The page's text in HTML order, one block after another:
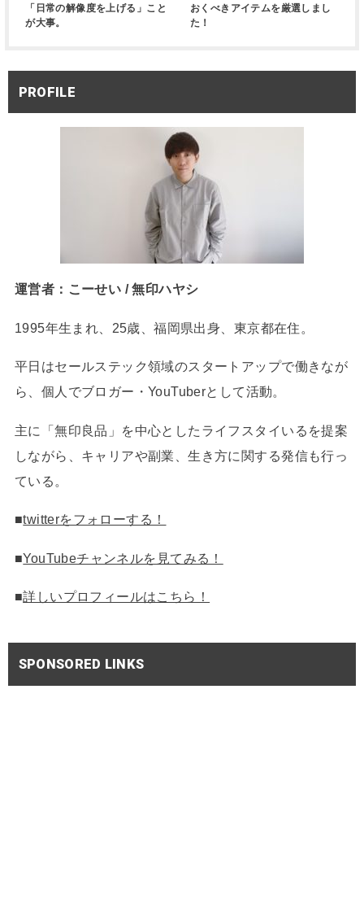
「日常の解像度を上げる」こと
が大事。
おくべきアイテムを厳選しまし
た！
PROFILE
運営者：こーせい / 無印ハヤシ
1995年生まれ、25歳、福岡県出身、東京都在住。
平日はセールステック領域のスタートアップで働きなが
ら、個人でブロガー・YouTuberとして活動。
主に「無印良品」を中心としたライフスタイいるを提案
しながら、キャリアや副業、生き方に関する発信も行っ
ている。
■twitterをフォローする！
■YouTubeチャンネルを見てみる！
■詳しいプロフィールはこちら！
SPONSORED LINKS